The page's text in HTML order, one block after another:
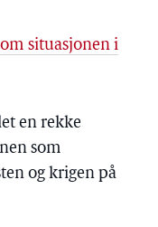
situasjonen i
en rekke
som
og krigen på